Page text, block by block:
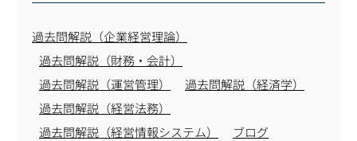
過去問解説（企業経営理論）
過去問解説（財務・会計）
過去問解説（運営管理）
過去問解説（経済学）
過去問解説（経営法務）
過去問解説（経営情報システム）
ブログ